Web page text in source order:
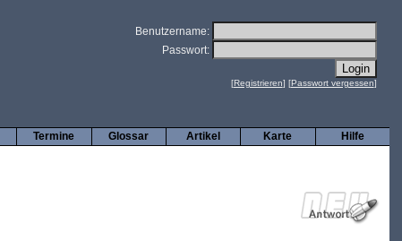
Benutzername:
Passwort:
[Registrieren] [Passwort vergessen]
Hilfe
Karte
Artikel
Glossar
Termine